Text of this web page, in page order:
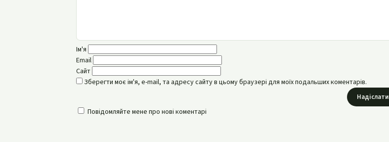
Ім'я
Email
Сайт
Зберегти моє ім'я, e-mail, та адресу сайту в цьому браузері для моїх подальших коментарів.
Надіслати
Повідомляйте мене про нові коментарі